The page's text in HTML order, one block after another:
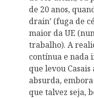
de 20 anos,
drain’ (fuga de
maior da UE
trabalho). A
contínua e nada
que levou
absurda,
que talvez seja,